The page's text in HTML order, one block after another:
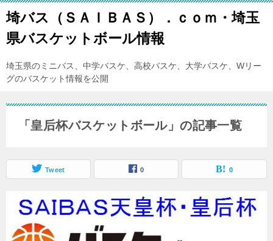
埼バス（ＳＡＩＢＡＳ）．ｃｏｍ・埼玉
県バスケットボール情報
埼玉県のミニバス、中学バスケ、高校バスケ、大学バスケ、Wリー
グのバスケット情報を公開
「皇后杯バスケットボール」の記事一覧
Tweet 0 0